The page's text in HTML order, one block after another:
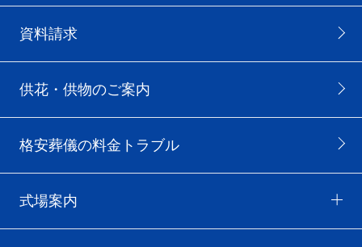
資料請求
供花・供物のご案内
格安葬儀の料金トラブル
式場案内